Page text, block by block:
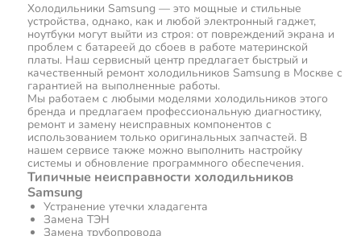
Холодильники Samsung — это мощные и стильные
устройства, однако, как и любой электронный гаджет,
ноутбуки могут выйти из строя: от повреждений экрана и
проблем с батареей до сбоев в работе материнской
платы. Наш сервисный центр предлагает быстрый и
качественный ремонт холодильников Samsung в Москве с
гарантией на выполненные работы.
Мы работаем с любыми моделями холодильников этого
бренда и предлагаем профессиональную диагностику,
ремонт и замену неисправных компонентов с
использованием только оригинальных запчастей. В
нашем сервисе также можно выполнить настройку
системы и обновление программного обеспечения.
Типичные неисправности холодильников
Samsung
Устранение утечки хладагента
Замена ТЭН
Замена трубопровода